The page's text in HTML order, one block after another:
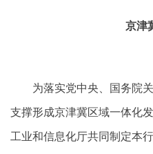
京津
为落实党中央、国务院
支撑形成京津冀区域一体化
工业和信息化厅共同制定本